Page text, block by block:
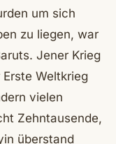
um sich
zu liegen, war
Jener Krieg
Weltkrieg
vielen
Zehntausende,
überstand